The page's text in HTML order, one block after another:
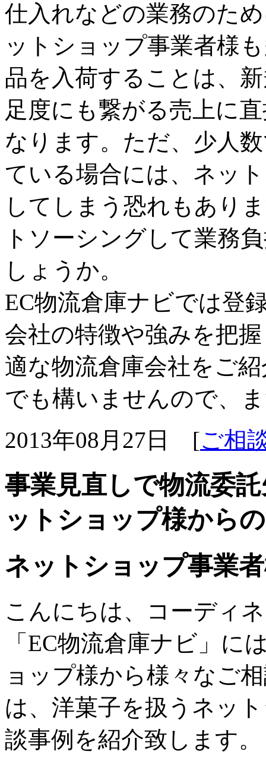
仕入れなどの業務のた
ットショップ事業者様
品を入荷することは、
足度にも繋がる売上に
なります。ただ、少人
ている場合には、ネッ
してしまう恐れもあり
トソーシングして業務
しょうか。
EC物流倉庫ナビでは登
会社の特徴や強みを把
適な物流倉庫会社をご
でも構いませんので、
2013年08月27日 [ご相
事業見直しで物流委
ットショップ様から
ネットショップ事業
こんにちは、コーディ
「EC物流倉庫ナビ」に
ョップ様から様々なご
は、洋菓子を扱うネッ
談事例を紹介致します。